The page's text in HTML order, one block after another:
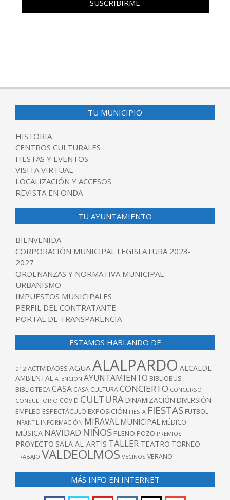
TU MUNICIPIO
HISTORIA
CENTROS CULTURALES
FIESTAS Y EVENTOS
VISITA VIRTUAL
LOCALIZACIÓN Y ACCESOS
REVISTA EN ONDA
TU AYUNTAMIENTO
BIENVENIDA
CORPORACIÓN MUNICIPAL LEGISLATURA 2023-
2027
ORDENANZAS Y NORMATIVA MUNICIPAL
URBANISMO
IMPUESTOS MUNICIPALES
PERFIL DEL CONTRATANTE
PORTAL DE TRANSPARENCIA
ESTAMOS HABLANDO DE
012 ACTIVIDADES AGUA ALALPARDO ALCALDE
AMBIENTAL ATENCIÓN AYUNTAMIENTO BIBLIOBUS
BIBLIOTECACASA CASA CULTURACONCIERTO CONCURSO
CONSULTORIO COVID CULTURA DINAMIZACIÓN DIVERSIÓN
EMPLEO ESPECTÁCULO EXPOSICIÓN FIESTA FIESTAS FUTBOL
INFANTIL INFORMACIÓN MIRAVAL MUNICIPAL MÉDICO
MÚSICA NAVIDAD NIÑOS PLENO POZO PREMIOS
PROYECTO SALA AL-ARTIS TALLER TEATRO TORNEO
TRABAJO VALDEOLMOS VECINOS VERANO
MÁS INFO EN INTERNET